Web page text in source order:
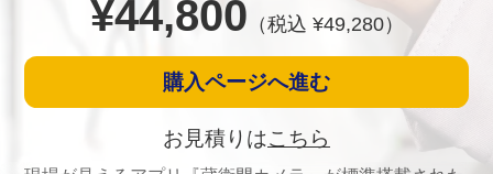
¥44,800 （税込 ¥49,280）
購入ページへ進む
お見積りはこちら